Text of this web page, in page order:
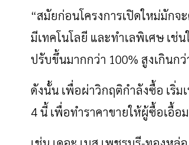
“สมัยก่อนโครงการเปิดใหม่มักจ
มีเทคโนโลยี และทำเลพิเศษเช่
ปรับขึ้นมากกว่า 100% สูงเกินก
ดังนั้น เพื่อผ่าวิกฤติกำลังซื้อ เริ่ม
4นี้เพื่อทำราคาขายให้ผู้ซื้อเอื้อ